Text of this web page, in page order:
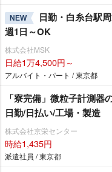
NEW
日勤・白糸台駅
週1日～OK
株式会社MSK
日給1万4,500円～
アルバイト・パート / 東京都
「寮完備」微粒子計測
日勤/日払い/工場・製造
株式会社京栄センター
時給1,435円
派遣社員 / 東京都